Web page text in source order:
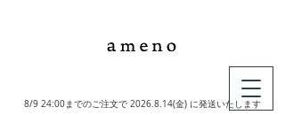
8/9 24:00までのご注文で 2026.8.14(金) に発送いたします